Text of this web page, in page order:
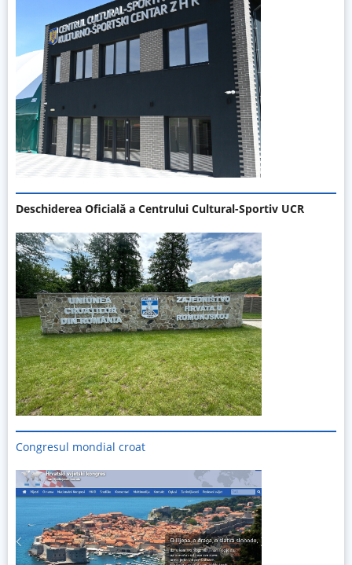
Deschiderea Oficială a Centrului Cultural-Sportiv UCR
Congresul mondial croat